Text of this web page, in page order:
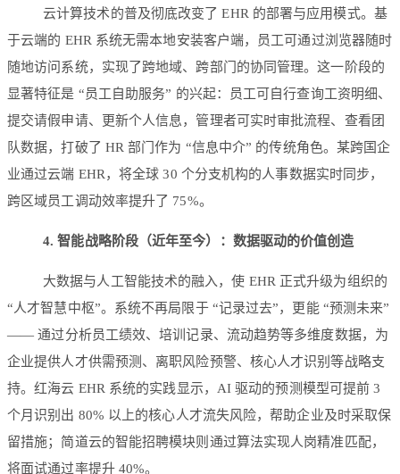
云计算技术的普及彻底改变了 EHR 的部署与应用模式。基
于云端的 EHR 系统无需本地安装客户端，员工可通过浏览器随时
随地访问系统，实现了跨地域、跨部门的协同管理。这一阶段的
显著特征是 “员工自助服务” 的兴起：员工可自行查询工资明细、
提交请假申请、更新个人信息，管理者可实时审批流程、查看团
队数据，打破了 HR 部门作为 “信息中介” 的传统角色。某跨国企
业通过云端 EHR，将全球 30 个分支机构的人事数据实时同步，
跨区域员工调动效率提升了 75%。
4. 智能战略阶段（近年至今）：数据驱动的价值创造
大数据与人工智能技术的融入，使 EHR 正式升级为组织的
“人才智慧中枢”。系统不再局限于 “记录过去”，更能 “预测未来”
—— 通过分析员工绩效、培训记录、流动趋势等多维度数据，为
企业提供人才供需预测、离职风险预警、核心人才识别等战略支
持。红海云 EHR 系统的实践显示，AI 驱动的预测模型可提前 3
个月识别出 80% 以上的核心人才流失风险，帮助企业及时采取保
留措施；简道云的智能招聘模块则通过算法实现人岗精准匹配，
将面试通过率提升 40%。